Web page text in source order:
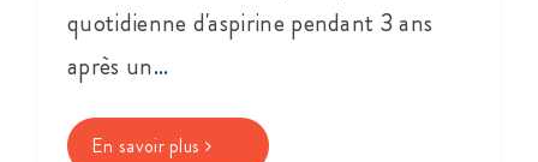
quotidienne d'aspirine pendant 3 ans
après un...
En savoir plus